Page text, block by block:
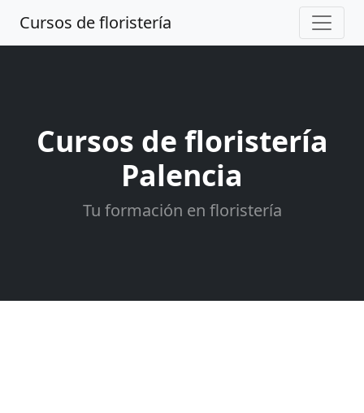
Cursos de floristería
Cursos de floristería
Palencia
Tu formación en floristería